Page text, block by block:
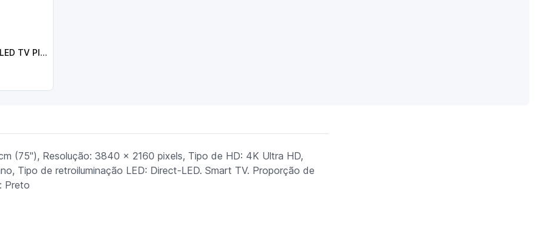
Haier H85Q800UX QLED TV Plano 216 cm (85") 4K Ultra HD, Smart TV, Wi-Fi, Ethernet, LAN, Bluetooth, Preto - 6976454831160
(75"), Resolução: 3840 x 2160 pixels, Tipo de HD: 4K Ultra HD,
Tipo de retroiluminação LED: Direct-LED. Smart TV. Proporção de
Preto